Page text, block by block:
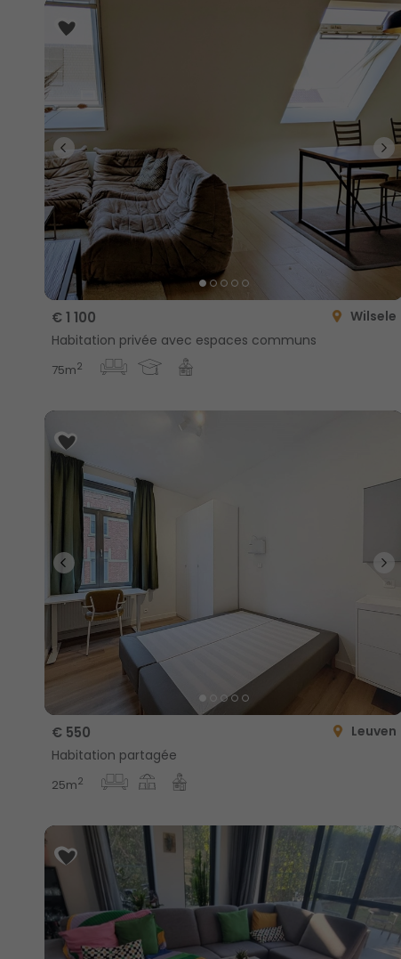
€ 1 100
Wilsele
Habitation privée avec espaces communs
75m2
€ 550
Leuven
Habitation partagée
25m2